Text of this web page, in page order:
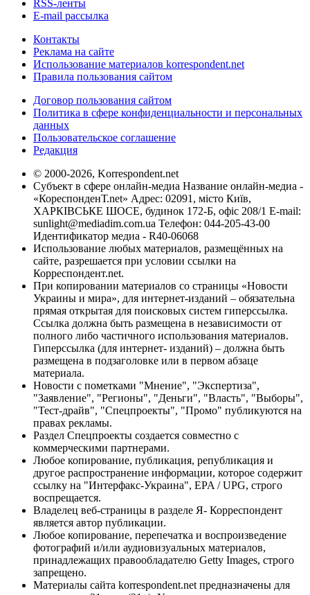
RSS-ленты
E-mail рассылка
Контакты
Реклама на сайте
Использование материалов korrespondent.net
Правила пользования сайтом
Договор пользования сайтом
Политика в сфере конфиденциальности и персональных
данных
Пользовательское соглашение
Редакция
© 2000-2026, Korrespondent.net
Субъект в сфере онлайн-медиа Название онлайн-медиа -
«КореспонденТ.net» Адрес: 02091, місто Київ,
ХАРКІВСЬКЕ ШОСЕ, будинок 172-Б, офіс 208/1 E-mail:
sunlight@mediadim.com.ua Телефон: 044-205-43-00
Идентификатор медиа - R40-06068
Использование любых материалов, размещённых на
сайте, разрешается при условии ссылки на
Корреспондент.net.
При копировании материалов со страницы «Новости
Украины и мира», для интернет-изданий – обязательна
прямая открытая для поисковых систем гиперссылка.
Ссылка должна быть размещена в независимости от
полного либо частичного использования материалов.
Гиперссылка (для интернет- изданий) – должна быть
размещена в подзаголовке или в первом абзаце
материала.
Новости с пометками "Мнение", "Экспертиза",
"Заявление", "Регионы", "Деньги", "Власть", "Выборы",
"Тест-драйв", "Спецпроекты", "Промо" публикуются на
правах рекламы.
Раздел Спецпроекты создается совместно с
коммерческими партнерами.
Любое копирование, публикация, републикация и
другое распространение информации, которое содержит
ссылку на "Интерфакс-Украина", EPA / UPG, строго
воспрещается.
Владелец веб-страницы в разделе Я- Корреспондент
является автор публикации.
Любое копирование, перепечатка и воспроизведение
фотографий и/или аудиовизуальных материалов,
принадлежащих правообладателю Getty Images, строго
запрещено.
Материалы сайта korrespondent.net предназначены для